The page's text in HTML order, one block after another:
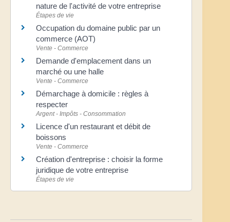
nature de l'activité de votre entreprise
Étapes de vie
Occupation du domaine public par un
commerce (AOT)
Vente - Commerce
Demande d'emplacement dans un
marché ou une halle
Vente - Commerce
Démarchage à domicile : règles à
respecter
Argent - Impôts - Consommation
Licence d'un restaurant et débit de
boissons
Vente - Commerce
Création d'entreprise : choisir la forme
juridique de votre entreprise
Étapes de vie